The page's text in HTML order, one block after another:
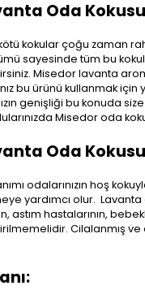
Oda
kokular çoğu zaman
sayesinde tüm bu
Misedor lavanta
bu ürünü kullanmak
genişliği bu konuda
Misedor oda
Oda
odalarınızın hoş
yardımcı olur.
astım hastalarının,
Cilalanmış ve